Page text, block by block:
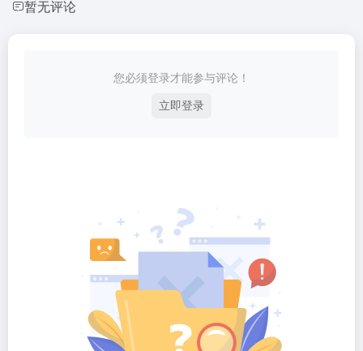
暂无评论
您必须登录才能参与评论！
立即登录